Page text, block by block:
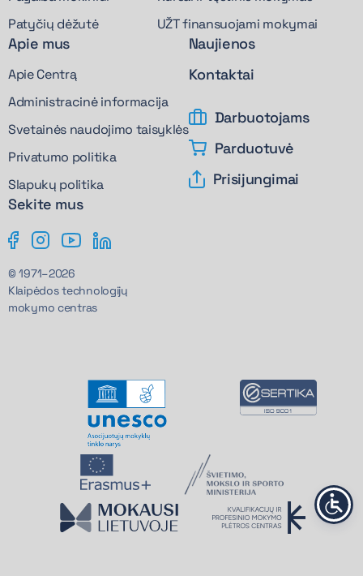
Patyčių dėžutė
UŽT finansuojami mokymai
Apie mus
Apie Centrą
Administracinė informacija
Svetainės naudojimo taisyklės
Privatumo politika
Slapukų politika
Naujienos
Kontaktai
Darbuotojams
Parduotuvė
Prisijungimai
Sekite mus
© 1971–2026
Klaipėdos technologijų
mokymo centras